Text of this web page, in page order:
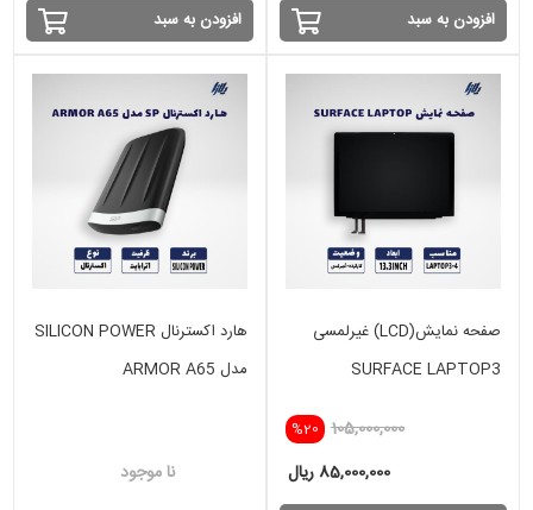
افزودن به سبد افزودن به سبد
صفحه نمایش(LCD) غیرلمسی
SURFACE LAPTOP3
%20 105,000,000
85,000,000 ریال
هارد اکسترنال SILICON POWER
مدل ARMOR A65
نا موجود